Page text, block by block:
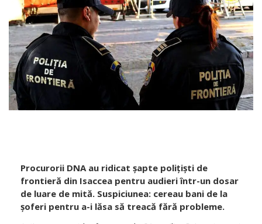
Procurorii DNA au ridicat șapte polițiști de
frontieră din Isaccea pentru audieri într-un dosar
de luare de mită. Suspiciunea: cereau bani de la
șoferi pentru a-i lăsa să treacă fără probleme.